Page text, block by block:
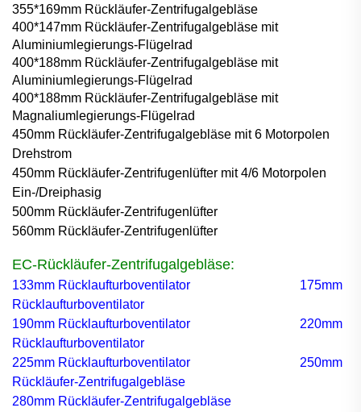
355*169mm Rückläufer-Zentrifugalgebläse
400*147mm Rückläufer-Zentrifugalgebläse mit
Aluminiumlegierungs-Flügelrad
400*188mm Rückläufer-Zentrifugalgebläse mit
Aluminiumlegierungs-Flügelrad
400*188mm Rückläufer-Zentrifugalgebläse mit
Magnaliumlegierungs-Flügelrad
450mm Rückläufer-Zentrifugalgebläse mit 6 Motorpolen
Drehstrom
450mm Rückläufer-Zentrifugenlüfter mit 4/6 Motorpolen
Ein-/Dreiphasig
500mm Rückläufer-Zentrifugenlüfter
560mm Rückläufer-Zentrifugenlüfter
EC-Rückläufer-Zentrifugalgebläse:
133mm Rücklaufturboventilator
175mm
Rücklaufturboventilator
190mm Rücklaufturboventilator
220mm
Rücklaufturboventilator
225mm Rücklaufturboventilator
250mm
Rückläufer-Zentrifugalgebläse
280mm Rückläufer-Zentrifugalgebläse